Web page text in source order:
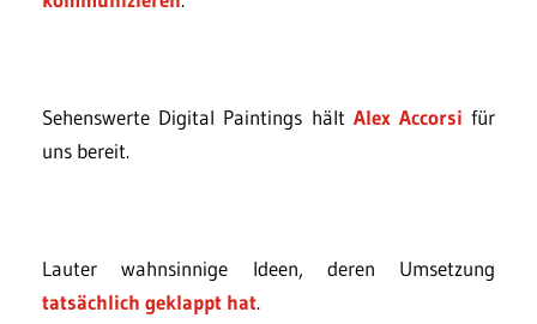
Sehenswerte Digital Paintings hält Alex Accorsi für
uns bereit.
Lauter wahnsinnige Ideen, deren Umsetzung
tatsächlich geklappt hat.